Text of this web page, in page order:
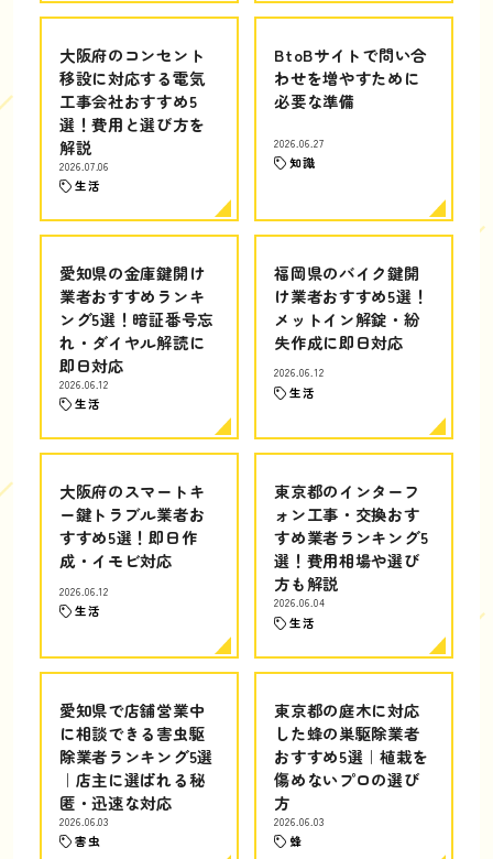
大阪府のコンセント
移設に対応する電気
工事会社おすすめ5
選！費用と選び方を
解説
2026.07.06
生活
BtoBサイトで問い合
わせを増やすために
必要な準備
2026.06.27
知識
愛知県の金庫鍵開け
業者おすすめランキ
ング5選！暗証番号忘
れ・ダイヤル解読に
即日対応
2026.06.12
生活
福岡県のバイク鍵開
け業者おすすめ5選！
メットイン解錠・紛
失作成に即日対応
2026.06.12
生活
大阪府のスマートキ
ー鍵トラブル業者お
すすめ5選！即日作
成・イモビ対応
2026.06.12
生活
東京都のインターフ
ォン工事・交換おす
すめ業者ランキング5
選！費用相場や選び
方も解説
2026.06.04
生活
愛知県で店舗営業中
に相談できる害虫駆
除業者ランキング5選
｜店主に選ばれる秘
匿・迅速な対応
2026.06.03
害虫
東京都の庭木に対応
した蜂の巣駆除業者
おすすめ5選｜植栽を
傷めないプロの選び
方
2026.06.03
蜂